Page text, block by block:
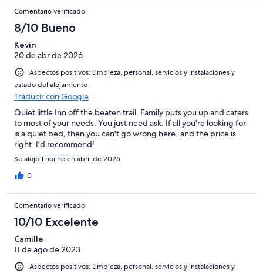
Comentario verificado
8/10 Bueno
Kevin
20 de abr de 2026
Aspectos positivos: Limpieza, personal, servicios y instalaciones y
estado del alojamiento
Traducir con Google
Quiet little Inn off the beaten trail. Family puts you up and caters
to most of your needs. You just need ask. If all you're looking for
is a quiet bed, then you can't go wrong here..and the price is
right. I'd recommend!
Se alojó 1 noche en abril de 2026
0
Comentario verificado
10/10 Excelente
Camille
11 de ago de 2023
Aspectos positivos: Limpieza, personal, servicios y instalaciones y